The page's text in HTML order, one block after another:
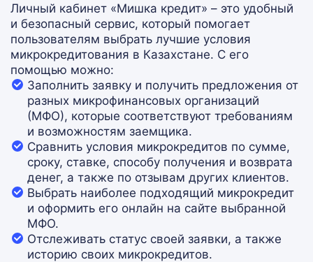
Личный кабинет «Мишка кредит» – это удобный
и безопасный сервис, который помогает
пользователям выбрать лучшие условия
микрокредитования в Казахстане. С его
помощью можно:
Заполнить заявку и получить предложения от
разных микрофинансовых организаций
(МФО), которые соответствуют требованиям
и возможностям заемщика.
Сравнить условия микрокредитов по сумме,
сроку, ставке, способу получения и возврата
денег, а также по отзывам других клиентов.
Выбрать наиболее подходящий микрокредит
и оформить его онлайн на сайте выбранной
МФО.
Отслеживать статус своей заявки, а также
историю своих микрокредитов.